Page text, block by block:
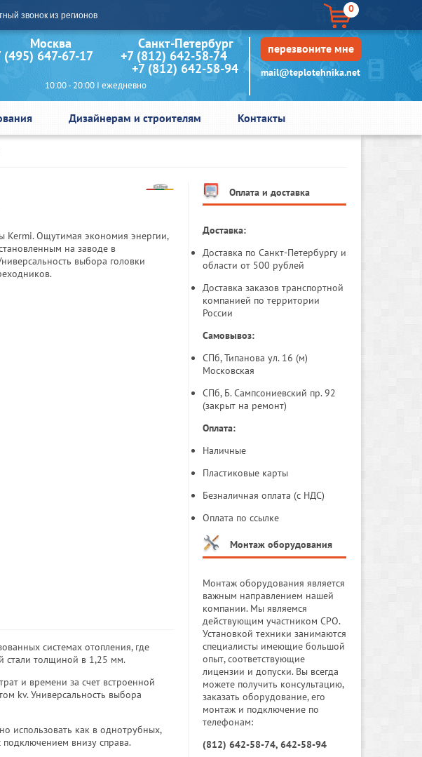
звонок из регионов
0
Санкт-Петербург
(495) 647-67-17 +7 (812) 642-58-74
+7 (812) 642-58-94
- 20:00 I ежедневно
перезвоните мне
mail@teplotehnika.net
Дизайнерам и строителям Контакты
Kermi. Ощутимая экономия энергии,
на заводе в
выбора головки
системах отопления, где
стали толщиной в 1,25 мм.
и времени за счет встроенной
kv. Универсальность выбора
использовать как в однотрубных,
внизу справа.
Оплата и доставка
Доставка:
Доставка по Санкт-Петербургу и
области от 500 рублей
Доставка заказов транспортной
компанией по территории
России
Самовывоз:
СПб, Типанова ул. 16 (м)
Московская
СПб, Б. Сампсониевский пр. 92
(закрыт на ремонт)
Оплата:
Наличные
Пластиковые карты
Безналичная оплата (с НДС)
Оплата по ссылке
Монтаж оборудования
Монтаж оборудования является
важным направлением нашей
компании. Мы являемся
действующим участником СРО.
Установкой техники занимаются
специалисты имеющие большой
опыт, соответствующие
лицензии и допуски. Вы всегда
можете получить консультацию,
заказать оборудование, его
монтаж и подключение по
телефонам:
(812) 642-58-74, 642-58-94